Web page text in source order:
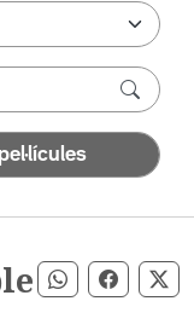
pel·lícules
Compartir